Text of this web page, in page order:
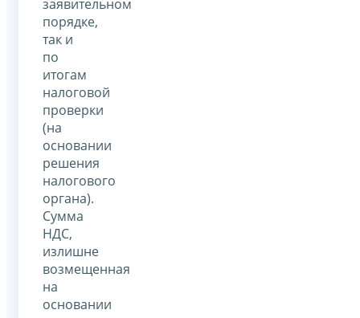
заявительном
порядке,
так и
по
итогам
налоговой
проверки
(на
основании
решения
налогового
органа).
Сумма
НДС,
излишне
возмещенная
на
основании